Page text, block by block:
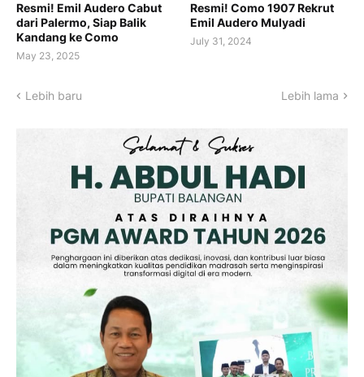
Resmi! Emil Audero Cabut
dari Palermo, Siap Balik
Kandang ke Como
May 23, 2025
Resmi! Como 1907 Rekrut
Emil Audero Mulyadi
July 31, 2024
Lebih baru Lebih lama